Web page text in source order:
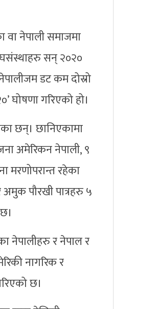
वा नेपाली समाजमा
सन् २०२०
डट कम दोस्रो
घोषणा गरिएको हो।
छन्। छानिएकामा
अमेरिकन नेपाली, ९
मरणोपरान्त रहेका
पौरखी पात्रहरु ५
नेपालीहरु र नेपाल र
नागरिक र
छ।